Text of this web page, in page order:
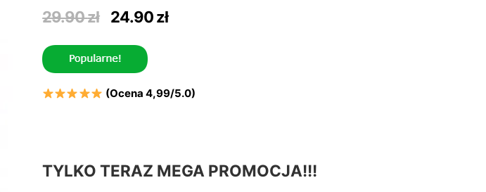
29.90zł
Pierwotna
cena
wynosiła:
29.90 zł.
24.90złAktualna
24.90 zł.
(Ocena 4,99/5.0)
TYLKO TERAZ MEGA PROMOCJA!!!